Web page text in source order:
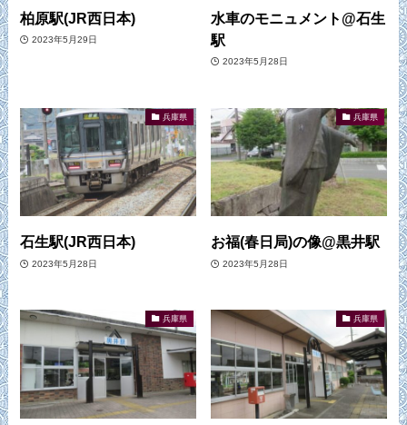
柏原駅(JR西日本)
2023年5月29日
水車のモニュメント@石生
駅
2023年5月28日
兵庫県
石生駅(JR西日本)
2023年5月28日
兵庫県
お福(春日局)の像@黒井駅
2023年5月28日
兵庫県 兵庫県